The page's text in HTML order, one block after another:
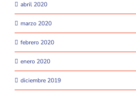
abril 2020
marzo 2020
febrero 2020
enero 2020
diciembre 2019